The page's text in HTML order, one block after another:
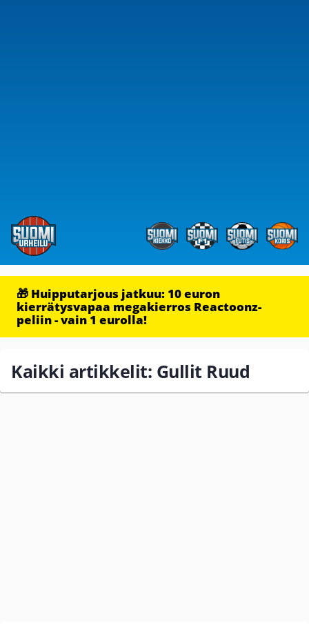
🎁 Huipputarjous jatkuu: 10 euron
kierrätysvapaa megakierros Reactoonz-
peliin - vain 1 eurolla!
Kaikki artikkelit: Gullit Ruud